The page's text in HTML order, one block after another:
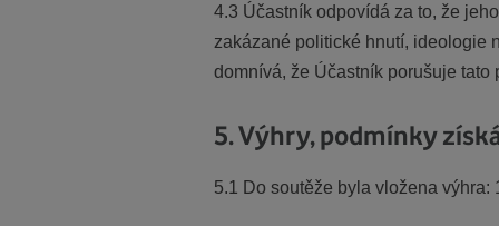
4.3 Účastník odpovídá za to, že
zakázané politické hnutí, ideologie
domnívá, že Účastník porušuje
5. Výhry, podmínky
5.1 Do soutěže byla vložena výhra: